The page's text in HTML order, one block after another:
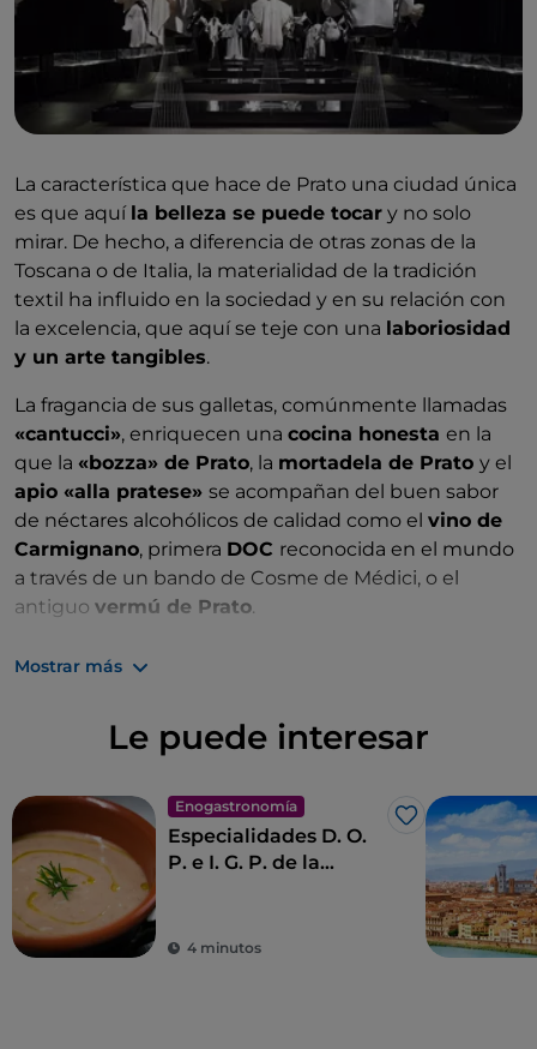
La característica que hace de Prato una ciudad única
es que aquí la belleza se puede tocar y no solo
mirar. De hecho, a diferencia de otras zonas de la
Toscana o de Italia, la materialidad de la tradición
textil ha influido en la sociedad y en su relación con
la excelencia, que aquí se teje con una laboriosidad
y un arte tangibles.
La fragancia de sus galletas, comúnmente llamadas
«cantucci», enriquecen una cocina honesta en la
que la «bozza» de Prato, la mortadela de Prato y el
apio «alla pratese» se acompañan del buen sabor
de néctares alcohólicos de calidad como el vino de
Carmignano, primera DOC reconocida en el mundo
a través de un bando de Cosme de Médici, o el
antiguo vermú de Prato.
La «pratesidad» es, por tanto, una forma de ser que
pensamiento y sentimiento. Un amor eterno,
debes atesorar, al abandonar Prato, como un secreto
que te acompañará en tu viaje en busca de la mejor
Italia.
Mostrar más
Le puede interesar
Enogastronomía
Me gusta
Especialidades D. O.
P. e I. G. P. de la
4 minutos